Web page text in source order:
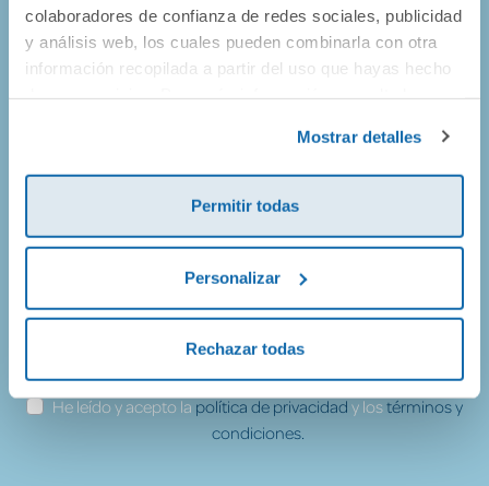
colaboradores de confianza de redes sociales, publicidad
y análisis web, los cuales pueden combinarla con otra
información recopilada a partir del uso que hayas hecho
Mostrar detalles
Permitir todas
Personalizar
Rechazar todas
¡Entérate de todo lo que pasa en
Dideco!
Prometemos no llenarte el buzón de correos, así que solo
vamos a enviarte mails de promociones geniales, de
productos nuevos y alguna que otra sorpresa.
¡Apúntate!
He leído y acepto lapolítica de privacidady lostérminos y
condiciones.